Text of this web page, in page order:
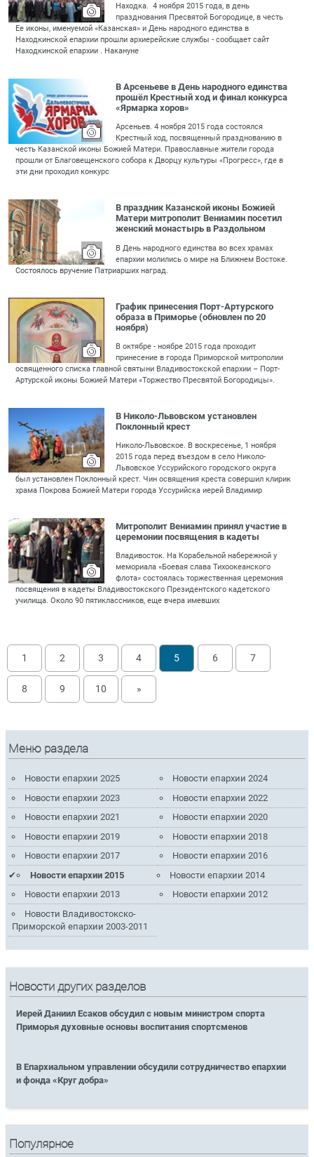
Находка. 4 ноября 2015 года, в день
празднования Пресвятой Богородице, в честь
Ее иконы, именуемой «Казанская» и День народного единства в
Находкинской епархии прошли архиерейские службы - сообщает сайт
Находкинской епархии . Накануне
В Арсеньеве в День народного единства
прошёл Крестный ход и финал конкурса
«Ярмарка хоров»
Арсеньев. 4 ноября 2015 года состоялся
Крестный ход, посвященный празднованию в
честь Казанской иконы Божией Матери. Православные жители города
прошли от Благовещенского собора к Дворцу культуры «Прогресс», где в
эти дни проходил конкурс
В праздник Казанской иконы Божией
Матери митрополит Вениамин посетил
женский монастырь в Раздольном
В День народного единства во всех храмах
епархии молились о мире на Ближнем Востоке.
Состоялось вручение Патриарших наград.
График принесения Порт-Артурского
образа в Приморье (обновлен по 20
ноября)
В октябре - ноябре 2015 года проходит
принесение в города Приморской митрополии
освященного списка главной святыни Владивостокской епархии – Порт-
Артурской иконы Божией Матери «Торжество Пресвятой Богородицы».
В Николо-Львовском установлен
Поклонный крест
Николо-Львовское. В воскресенье, 1 ноября
2015 года перед въездом в село Николо-
Львовское Уссурийского городского округа
был установлен Поклонный крест. Чин освящения креста совершил клирик
храма Покрова Божией Матери города Уссурийска иерей Владимир
Митрополит Вениамин принял участие в
церемонии посвящения в кадеты
Владивосток. На Корабельной набережной у
мемориала «Боевая слава Тихоокеанского
флота» состоялась торжественная церемония
посвящения в кадеты Владивостокского Президентского кадетского
училища. Около 90 пятиклассников, еще вчера имевших
1 2 3 4 5 6 7
8 9 10 »
Меню раздела
Новости епархии 2025
Новости епархии 2024
Новости епархии 2023
Новости епархии 2022
Новости епархии 2021
Новости епархии 2020
Новости епархии 2019
Новости епархии 2018
Новости епархии 2017
Новости епархии 2016
Новости епархии 2015
Новости епархии 2014
Новости епархии 2013
Новости епархии 2012
Новости Владивостокско-
Приморской епархии 2003-2011
Новости других разделов
Иерей Даниил Есаков обсудил с новым министром спорта
Приморья духовные основы воспитания спортсменов
В Епархиальном управлении обсудили сотрудничество епархии
и фонда «Круг добра»
Популярное